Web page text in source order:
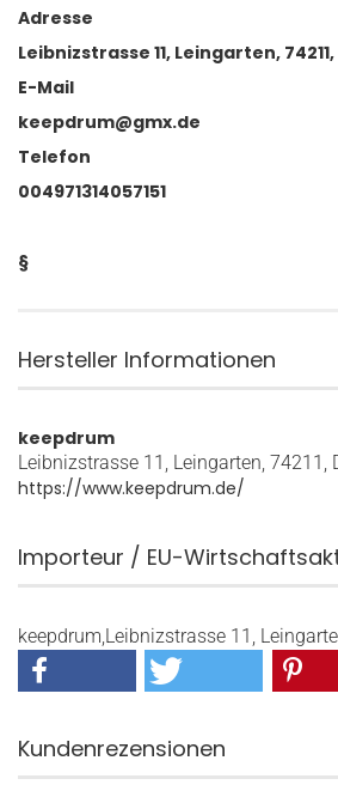
Adresse
Leibnizstrasse 11, Leingarten, 74211,
E-Mail
keepdrum@gmx.de
Telefon
004971314057151
§
Hersteller Informationen
keepdrum
Leibnizstrasse 11, Leingarten, 74211,
https://www.keepdrum.de/
Importeur / EU-
keepdrum,Leibnizstrasse 11,
Kundenrezensionen